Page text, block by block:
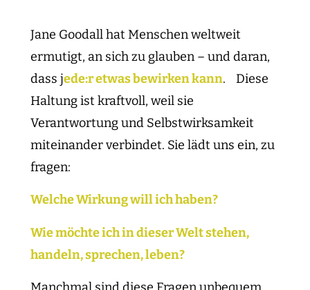
Jane Goodall hat Menschen weltweit
ermutigt, an sich zu glauben – und daran,
dass jede:r etwas bewirken kann. Diese
Haltung ist kraftvoll, weil sie
Verantwortung und Selbstwirksamkeit
miteinander verbindet. Sie lädt uns ein, zu
fragen:
Welche Wirkung will ich haben?
Wie möchte ich in dieser Welt stehen,
handeln, sprechen, leben?